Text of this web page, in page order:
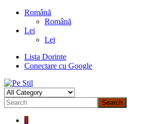
Română
Română
Lei
Lei
Lista Dorinte
Conectare cu Google
Search
0